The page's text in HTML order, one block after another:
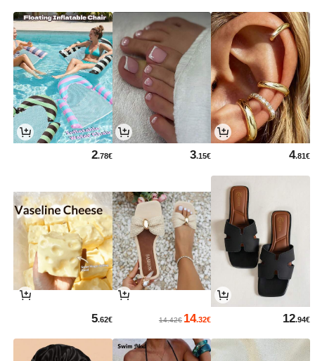
4.81€
3.15€
2.78€
12.94€
14.32€
14.42€
5.62€